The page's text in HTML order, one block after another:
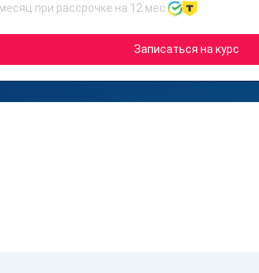
при рассрочке на 12 мес.
Записаться на курс